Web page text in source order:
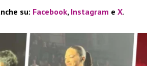
su: Facebook, Instagram e X.